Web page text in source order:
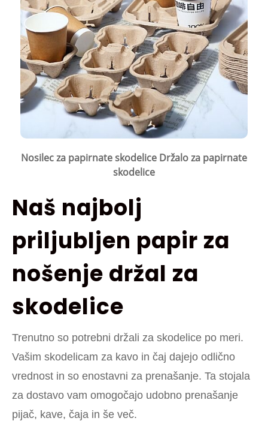
Nosilec za papirnate skodelice Držalo za papirnate
skodelice
Naš najbolj
priljubljen papir za
nošenje držal za
skodelice
Trenutno so potrebni držali za skodelice po meri.
Vašim skodelicam za kavo in čaj dajejo odlično
vrednost in so enostavni za prenašanje. Ta stojala
za dostavo vam omogočajo udobno prenašanje
pijač, kave, čaja in še več.